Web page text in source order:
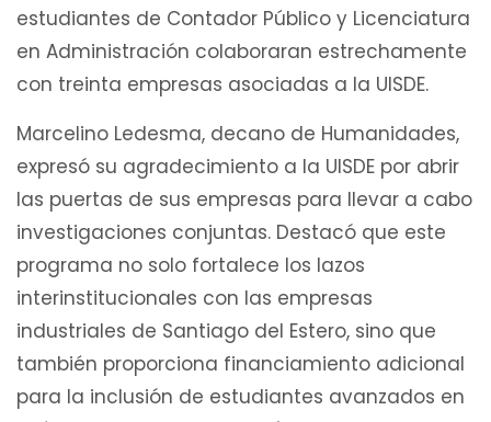
estudiantes de Contador Público y Licenciatura
en Administración colaboraran estrechamente
con treinta empresas asociadas a la UISDE.
Marcelino Ledesma, decano de Humanidades,
expresó su agradecimiento a la UISDE por abrir
las puertas de sus empresas para llevar a cabo
investigaciones conjuntas. Destacó que este
programa no solo fortalece los lazos
interinstitucionales con las empresas
industriales de Santiago del Estero, sino que
también proporciona financiamiento adicional
para la inclusión de estudiantes avanzados en